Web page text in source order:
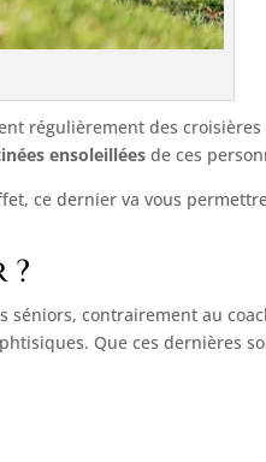
régulièrement des
ensoleillées de ces
ce dernier va vous
séniors, contrairement au
Que ces dernières